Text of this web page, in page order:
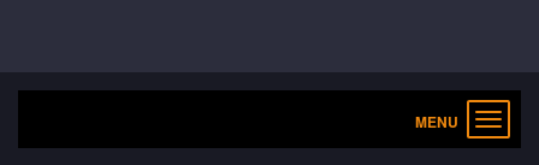
Toggle